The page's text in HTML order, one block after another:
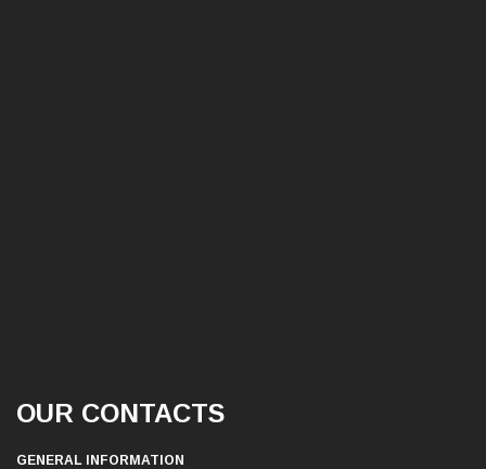
OUR CONTACTS
GENERAL INFORMATION